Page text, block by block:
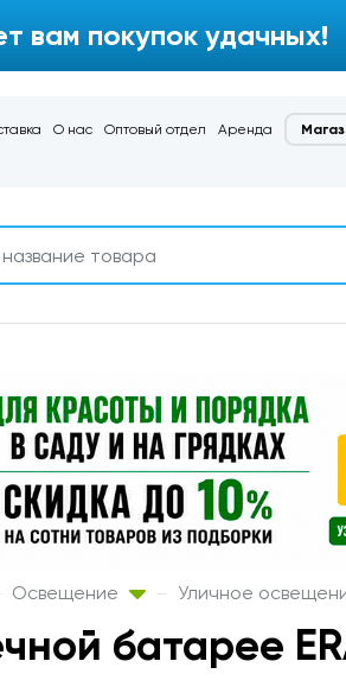
вам покупок удачных!
О нас Оптовый отдел Аренда
Освещение Уличное
батарее